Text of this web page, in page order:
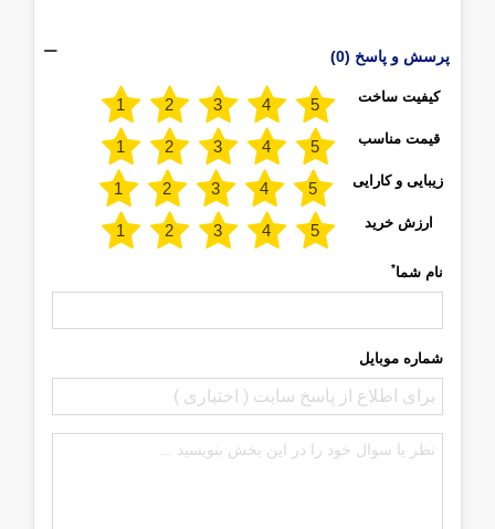
پرسش و پاسخ (0)
کیفیت ساخت
قیمت مناسب
زیبایی و کارایی
ارزش خرید
نام شما*
شماره موبایل